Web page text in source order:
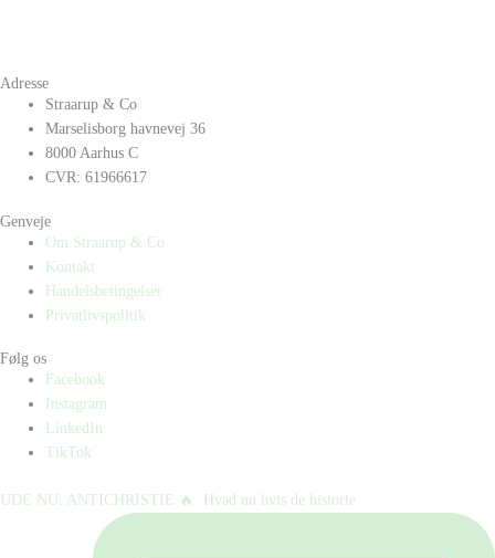
Adresse
Straarup & Co
Marselisborg havnevej 36
8000 Aarhus C
CVR: 61966617
Genveje
Om Straarup & Co
Kontakt
Handelsbetingelser
Privatlivspolitik
Følg os
Facebook
Instagram
LinkedIn
TikTok
UDE NU: ANTICHRISTIE 🔥⁠ ⁠ Hvad nu hvis de historie